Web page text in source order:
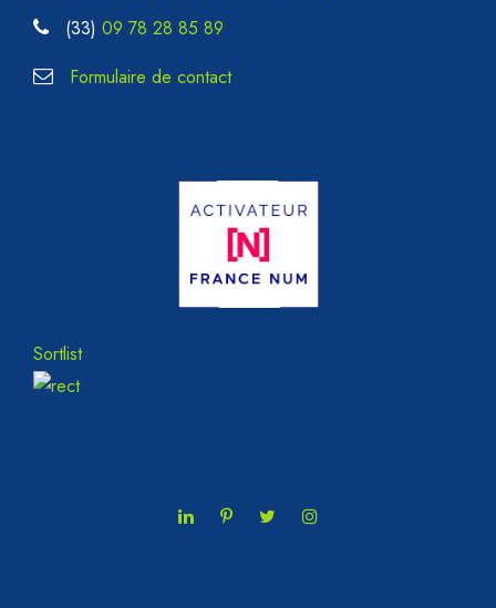
(33) 09 78 28 85 89
Formulaire de contact
Sortlist